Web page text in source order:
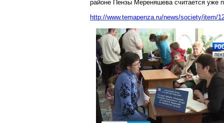
районе Пензы Мереняшева считается уже
http://www.temapenza.ru/news/society/item/